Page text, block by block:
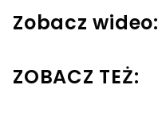
Zobacz wideo:
ZOBACZ TEŻ: